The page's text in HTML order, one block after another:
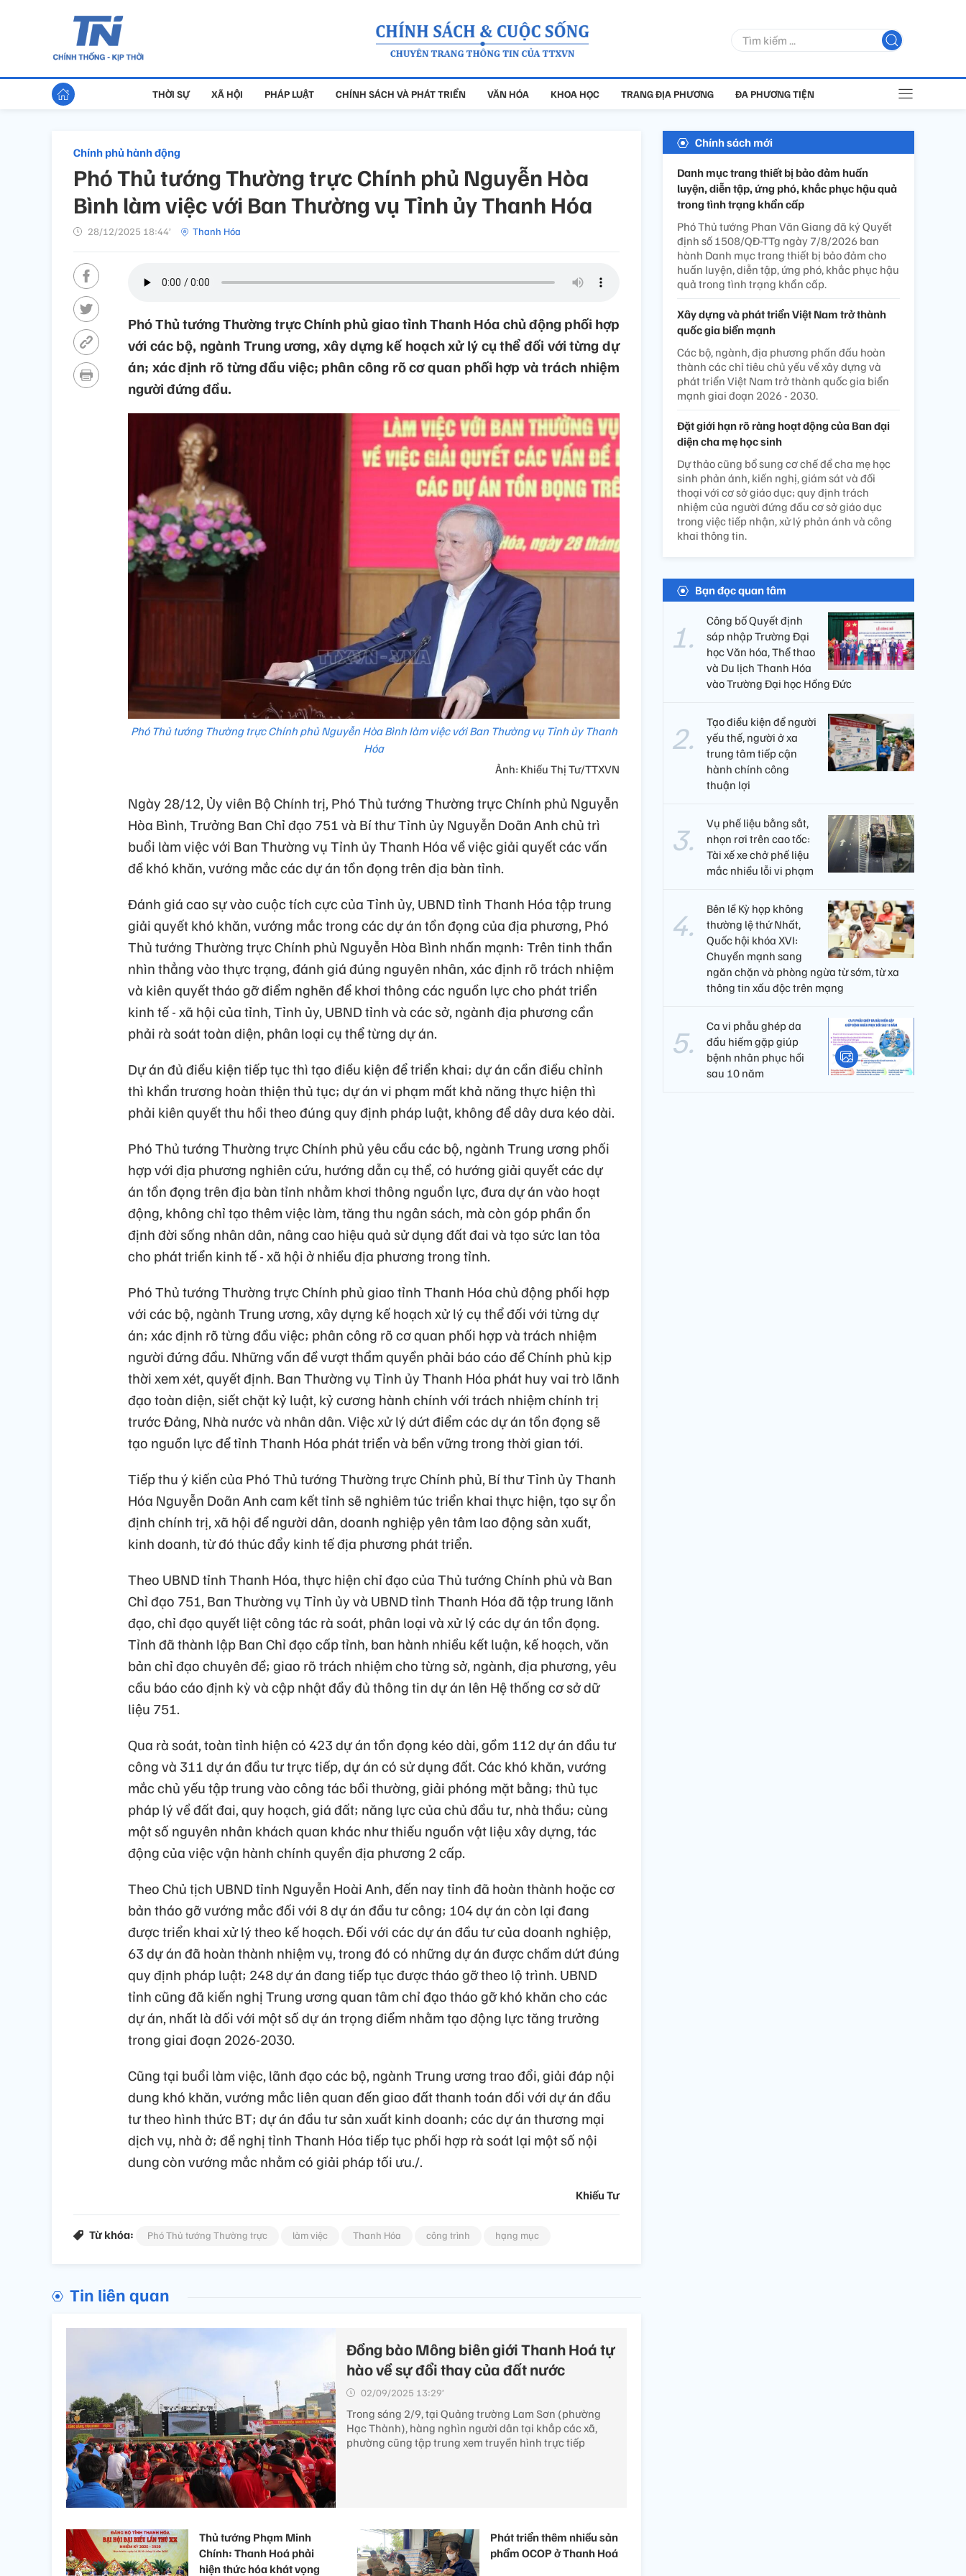
THỜI SỰ XÃ HỘI PHÁP LUẬT CHÍNH SÁCH VÀ PHÁT TRIỂN VĂN HÓA KHOA HỌC TRANG ĐỊA PHƯƠNG ĐA PHƯƠNG TIỆN
Chính phủ hành động
Phó Thủ tướng Thường trực Chính phủ Nguyễn Hòa
Bình làm việc với Ban Thường vụ Tỉnh ủy Thanh Hóa
28/12/2025 18:44’ Thanh Hóa
Phó Thủ tướng Thường trực Chính phủ giao tỉnh Thanh Hóa chủ động phối hợp
với các bộ, ngành Trung ương, xây dựng kế hoạch xử lý cụ thể đối với từng dự
án; xác định rõ từng đầu việc; phân công rõ cơ quan phối hợp và trách nhiệm
người đứng đầu.
Phó Thủ tướng Thường trực Chính phủ Nguyễn Hòa Bình làm việc với Ban Thường vụ Tỉnh ủy Thanh
Hóa
Ảnh: Khiếu Thị Tư/TTXVN
Ngày 28/12, Ủy viên Bộ Chính trị, Phó Thủ tướng Thường trực Chính phủ Nguyễn
Hòa Bình, Trưởng Ban Chỉ đạo 751 và Bí thư Tỉnh ủy Nguyễn Doãn Anh chủ trì
buổi làm việc với Ban Thường vụ Tỉnh ủy Thanh Hóa về việc giải quyết các vấn
đề khó khăn, vướng mắc các dự án tồn đọng trên địa bàn tỉnh.
Đánh giá cao sự vào cuộc tích cực của Tỉnh ủy, UBND tỉnh Thanh Hóa tập trung
giải quyết khó khăn, vướng mắc trong các dự án tồn đọng của địa phương, Phó
Thủ tướng Thường trực Chính phủ Nguyễn Hòa Bình nhấn mạnh: Trên tinh thần
nhìn thẳng vào thực trạng, đánh giá đúng nguyên nhân, xác định rõ trách nhiệm
và kiên quyết tháo gỡ điểm nghẽn để khơi thông các nguồn lực cho phát triển
kinh tế - xã hội của tỉnh, Tỉnh ủy, UBND tỉnh và các sở, ngành địa phương cần
phải rà soát toàn diện, phân loại cụ thể từng dự án.
Dự án đủ điều kiện tiếp tục thì tạo điều kiện để triển khai; dự án cần điều chỉnh
thì khẩn trương hoàn thiện thủ tục; dự án vi phạm mất khả năng thực hiện thì
phải kiên quyết thu hồi theo đúng quy định pháp luật, không để dây dưa kéo dài.
Phó Thủ tướng Thường trực Chính phủ yêu cầu các bộ, ngành Trung ương phối
hợp với địa phương nghiên cứu, hướng dẫn cụ thể, có hướng giải quyết các dự
án tồn đọng trên địa bàn tỉnh nhằm khơi thông nguồn lực, đưa dự án vào hoạt
động, không chỉ tạo thêm việc làm, tăng thu ngân sách, mà còn góp phần ổn
định đời sống nhân dân, nâng cao hiệu quả sử dụng đất đai và tạo sức lan tỏa
cho phát triển kinh tế - xã hội ở nhiều địa phương trong tỉnh.
Phó Thủ tướng Thường trực Chính phủ giao tỉnh Thanh Hóa chủ động phối hợp
với các bộ, ngành Trung ương, xây dựng kế hoạch xử lý cụ thể đối với từng dự
án; xác định rõ từng đầu việc; phân công rõ cơ quan phối hợp và trách nhiệm
người đứng đầu. Những vấn đề vượt thẩm quyền phải báo cáo để Chính phủ kịp
thời xem xét, quyết định. Ban Thường vụ Tỉnh ủy Thanh Hóa phát huy vai trò lãnh
đạo toàn diện, siết chặt kỷ luật, kỷ cương hành chính với trách nhiệm chính trị
trước Đảng, Nhà nước và nhân dân. Việc xử lý dứt điểm các dự án tồn đọng sẽ
tạo nguồn lực để tỉnh Thanh Hóa phát triển và bền vững trong thời gian tới.
Tiếp thu ý kiến của Phó Thủ tướng Thường trực Chính phủ, Bí thư Tỉnh ủy Thanh
Hóa Nguyễn Doãn Anh cam kết tỉnh sẽ nghiêm túc triển khai thực hiện, tạo sự ổn
định chính trị, xã hội để người dân, doanh nghiệp yên tâm lao động sản xuất,
kinh doanh, từ đó thúc đẩy kinh tế địa phương phát triển.
Theo UBND tỉnh Thanh Hóa, thực hiện chỉ đạo của Thủ tướng Chính phủ và Ban
Chỉ đạo 751, Ban Thường vụ Tỉnh ủy và UBND tỉnh Thanh Hóa đã tập trung lãnh
đạo, chỉ đạo quyết liệt công tác rà soát, phân loại và xử lý các dự án tồn đọng.
Tỉnh đã thành lập Ban Chỉ đạo cấp tỉnh, ban hành nhiều kết luận, kế hoạch, văn
bản chỉ đạo chuyên đề; giao rõ trách nhiệm cho từng sở, ngành, địa phương, yêu
cầu báo cáo định kỳ và cập nhật đầy đủ thông tin dự án lên Hệ thống cơ sở dữ
liệu 751.
Qua rà soát, toàn tỉnh hiện có 423 dự án tồn đọng kéo dài, gồm 112 dự án đầu tư
công và 311 dự án đầu tư trực tiếp, dự án có sử dụng đất. Các khó khăn, vướng
mắc chủ yếu tập trung vào công tác bồi thường, giải phóng mặt bằng; thủ tục
pháp lý về đất đai, quy hoạch, giá đất; năng lực của chủ đầu tư, nhà thầu; cùng
một số nguyên nhân khách quan khác như thiếu nguồn vật liệu xây dựng, tác
động của việc vận hành chính quyền địa phương 2 cấp.
Theo Chủ tịch UBND tỉnh Nguyễn Hoài Anh, đến nay tỉnh đã hoàn thành hoặc cơ
bản tháo gỡ vướng mắc đối với 8 dự án đầu tư công; 104 dự án còn lại đang
được triển khai xử lý theo kế hoạch. Đối với các dự án đầu tư của doanh nghiệp,
63 dự án đã hoàn thành nhiệm vụ, trong đó có những dự án được chấm dứt đúng
quy định pháp luật; 248 dự án đang tiếp tục được tháo gỡ theo lộ trình. UBND
tỉnh cũng đã kiến nghị Trung ương quan tâm chỉ đạo tháo gỡ khó khăn cho các
dự án, nhất là đối với một số dự án trọng điểm nhằm tạo động lực tăng trưởng
trong giai đoạn 2026-2030.
Cũng tại buổi làm việc, lãnh đạo các bộ, ngành Trung ương trao đổi, giải đáp nội
dung khó khăn, vướng mắc liên quan đến giao đất thanh toán đối với dự án đầu
tư theo hình thức BT; dự án đầu tư sản xuất kinh doanh; các dự án thương mại
dịch vụ, nhà ở; đề nghị tỉnh Thanh Hóa tiếp tục phối hợp rà soát lại một số nội
dung còn vướng mắc nhằm có giải pháp tối ưu./.
Khiếu Tư
Từ khóa: Phó Thủ tướng Thường trực làm việc Thanh Hóa công trình hạng mục
Tin liên quan
Đồng bào Mông biên giới Thanh Hoá tự
hào về sự đổi thay của đất nước
02/09/2025 13:29’
Trong sáng 2/9, tại Quảng trường Lam Sơn (phường
Hạc Thành), hàng nghìn người dân tại khắp các xã,
phường cũng tập trung xem truyền hình trực tiếp
Thủ tướng Phạm Minh
Chính: Thanh Hoá phải
hiện thức hóa khát vọng
Phát triển thêm nhiều sản
phẩm OCOP ở Thanh Hoá
Chính sách mới
Danh mục trang thiết bị bảo đảm huấn
luyện, diễn tập, ứng phó, khắc phục hậu quả
trong tình trạng khẩn cấp
Phó Thủ tướng Phan Văn Giang đã ký Quyết
định số 1508/QĐ-TTg ngày 7/8/2026 ban
hành Danh mục trang thiết bị bảo đảm cho
huấn luyện, diễn tập, ứng phó, khắc phục hậu
quả trong tình trạng khẩn cấp.
Xây dựng và phát triển Việt Nam trở thành
quốc gia biển mạnh
Các bộ, ngành, địa phương phấn đấu hoàn
thành các chỉ tiêu chủ yếu về xây dựng và
phát triển Việt Nam trở thành quốc gia biển
mạnh giai đoạn 2026 - 2030.
Đặt giới hạn rõ ràng hoạt động của Ban đại
diện cha mẹ học sinh
Dự thảo cũng bổ sung cơ chế để cha mẹ học
sinh phản ánh, kiến nghị, giám sát và đối
thoại với cơ sở giáo dục; quy định trách
nhiệm của người đứng đầu cơ sở giáo dục
trong việc tiếp nhận, xử lý phản ánh và công
khai thông tin.
Bạn đọc quan tâm
Công bố Quyết định
sáp nhập Trường Đại
học Văn hóa, Thể thao
và Du lịch Thanh Hóa
vào Trường Đại học Hồng Đức
Tạo điều kiện để người
yếu thế, người ở xa
trung tâm tiếp cận
hành chính công
thuận lợi
Vụ phế liệu bằng sắt,
nhọn rơi trên cao tốc:
Tài xế xe chở phế liệu
mắc nhiều lỗi vi phạm
Bên lề Kỳ họp không
thường lệ thứ Nhất,
Quốc hội khóa XVI:
Chuyển mạnh sang
ngăn chặn và phòng ngừa từ sớm, từ xa
thông tin xấu độc trên mạng
Ca vi phẫu ghép da
đầu hiếm gặp giúp
bệnh nhân phục hồi
sau 10 năm